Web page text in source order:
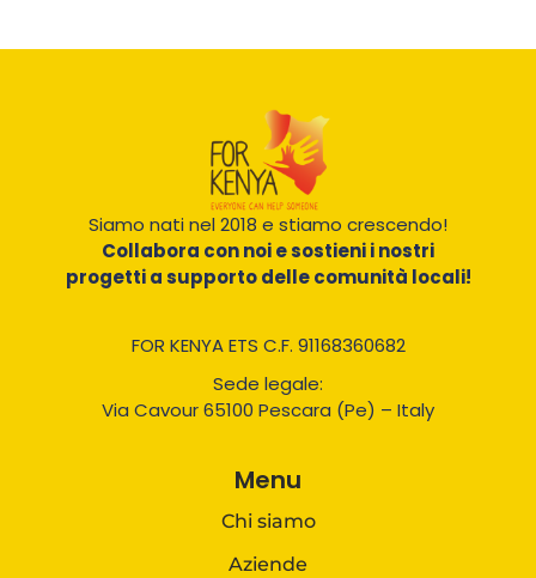
Siamo nati nel 2018 e stiamo crescendo!
Collabora con noi e sostieni i nostri
progetti a supporto delle comunità locali!
FOR KENYA ETS C.F. 91168360682
Sede legale:
Via Cavour 65100 Pescara (Pe) – Italy
Menu
Chi siamo
Aziende